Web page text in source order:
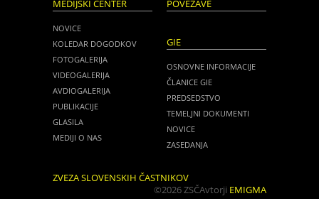
MEDIJSKI CENTER
NOVICE
KOLEDAR DOGODKOV
FOTOGALERIJA
VIDEOGALERIJA
AVDIOGALERIJA
PUBLIKACIJE
GLASILA
MEDIJI O NAS
POVEZAVE
GIE
OSNOVNE INFORMACIJE
ČLANICE GIE
PREDSEDSTVO
TEMELJNI DOKUMENTI
NOVICE
ZASEDANJA
ZVEZA SLOVENSKIH ČASTNIKOV
©2026 ZSČAvtorji EMIGMA